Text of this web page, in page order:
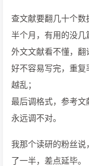
查文献要翻几十个
半个月，有用的没几
外文文献看不懂，翻
好不容易写完，重
越乱；
最后调格式，参考
永远调不对。
我那个读研的粉丝
了一半，差点延毕。